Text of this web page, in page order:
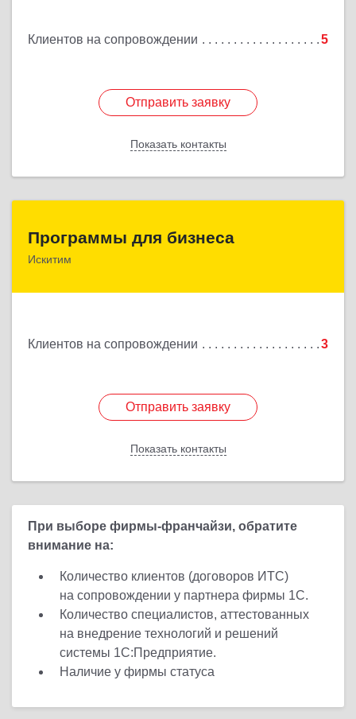
Клиентов на сопровождении 5
Отправить заявку
Показать контакты
Отправить заявку
Назад
Программы для бизнеса
Искитим
Клиентов на сопровождении 3
Отправить заявку
Показать контакты
Отправить заявку
Назад
При выборе фирмы-франчайзи, обратите
внимание на:
Количество клиентов (договоров ИТС)
на сопровождении у партнера фирмы 1С.
Количество специалистов, аттестованных
на внедрение технологий и решений
системы 1С:Предприятие.
Наличие у фирмы статуса